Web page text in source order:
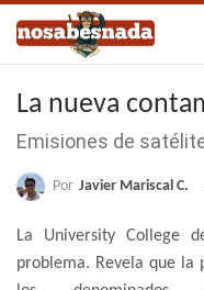
La nueva
Emisiones de
Por Javier Mariscal C.
La University College
problema. Revela que la